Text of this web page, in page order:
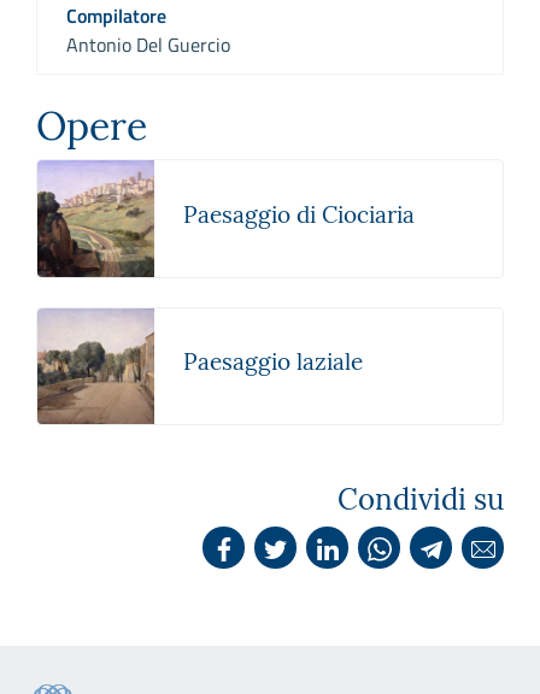
Compilatore
Antonio Del Guercio
Opere
Paesaggio di Ciociaria
Paesaggio laziale
Condividi su